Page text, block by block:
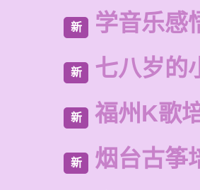
新 学音乐感
新 七八岁的
新 福州K歌
新 烟台古筝